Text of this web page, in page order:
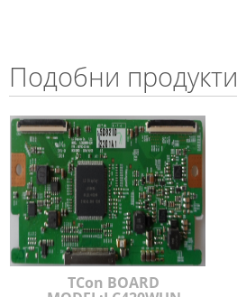
Подобни продукти
TCon BOARD